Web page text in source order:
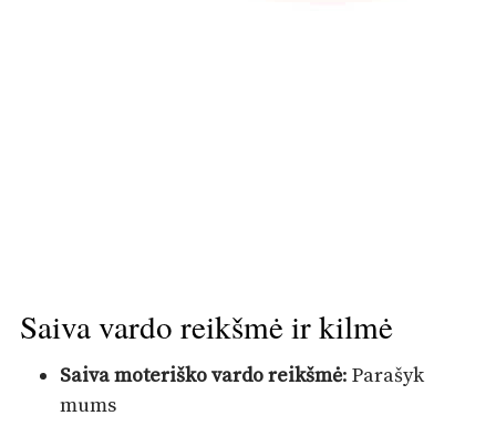
Saiva vardo reikšmė ir kilmė
Saiva moteriško vardo reikšmė: Parašyk
mums